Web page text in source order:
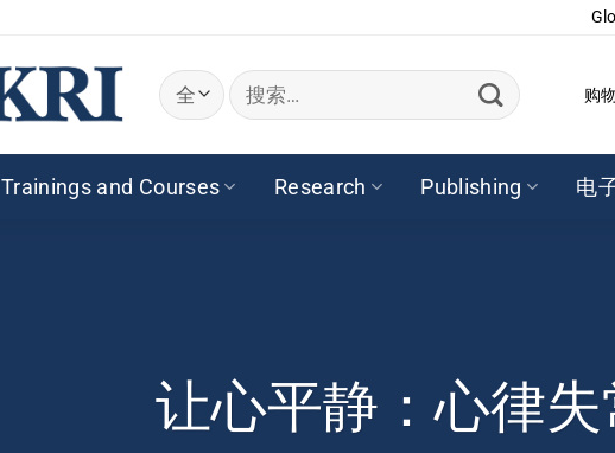
搜
索：
购
Trainings and Courses Research Publishing 电
让心平静：心律